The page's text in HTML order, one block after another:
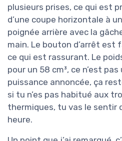
plusieurs prises, ce qui est
d’une coupe horizontale à
poignée arrière avec la
main. Le bouton d’arrêt est
ce qui est rassurant. Le
pour un 58 cm³, ce n’est
puissance annoncée, ça
si tu n’es pas habitué aux
thermiques, tu vas le sentir
heure.